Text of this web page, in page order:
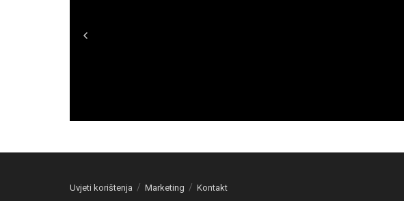
Uvjeti korištenja Marketing Kontakt